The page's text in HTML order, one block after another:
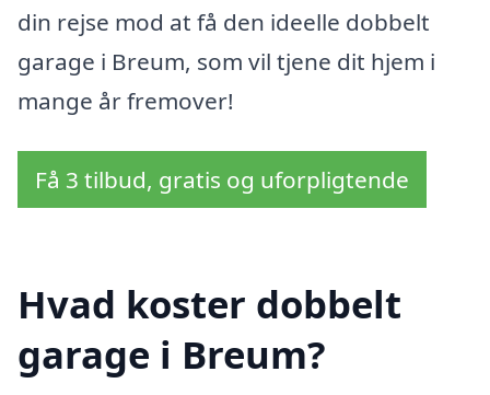
din rejse mod at få den ideelle dobbelt
garage i Breum, som vil tjene dit hjem i
mange år fremover!
Få 3 tilbud, gratis og uforpligtende
Hvad koster dobbelt
garage i Breum?